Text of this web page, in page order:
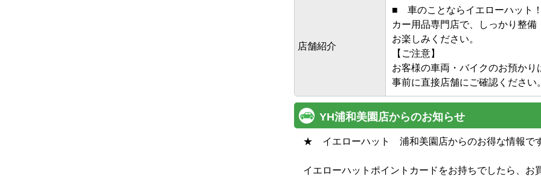
店舗紹介
■　車のことならイエローハット
カー用品専門店で、しっかり整
お楽しみください。
【ご注意】
お客様の車両・バイクのお預かり
事前に直接店舗にご確認ください。
YH浦和美園店からのお知らせ
★　イエローハット　浦和美園店からのお得な情報で
イエローハットポイントカードをお持ちでしたら、お